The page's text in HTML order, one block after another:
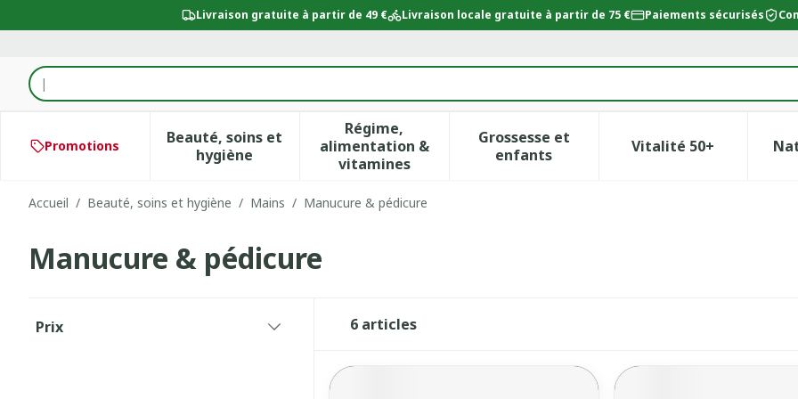
Livraison gratuite à partir de 49 € Livraison locale gratuite à partir de 75 € Paiements sécurisés
Rechercher
Promotions
Beauté, soins et
hygièneAfficher le sous-menu pour la catégorie Beauté, soins et hygiène
Régime,
alimentation &
vitamines
Afficher le sous-menu pour la catégorie Régime,
Grossesse et
enfantsAfficher le sous-menu pour la
Vitalité 50+Afficher le sous-
Accueil / Beauté, soins et hygiène / Mains / Manucure & pédicure
Manucure & pédicure
Prix
6 articles